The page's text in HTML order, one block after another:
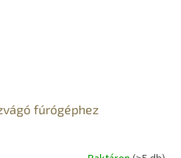
fúrógéphez